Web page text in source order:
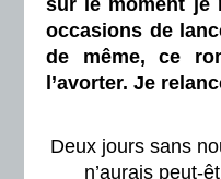
sur le moment je
occasions de
de même, ce
l’avorter. Je
Deux jours sans
n’aurais peut-